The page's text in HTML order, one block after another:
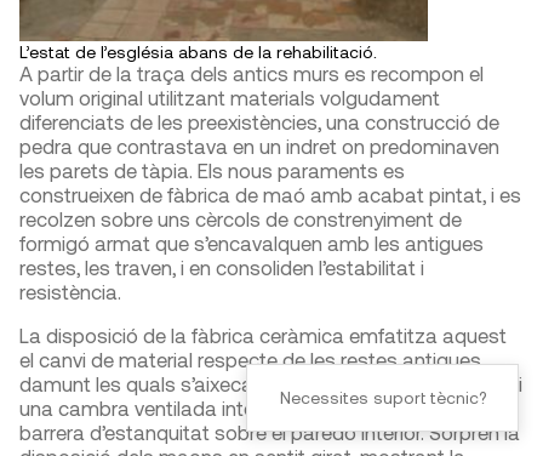
L’estat de l’església abans de la rehabilitació.
A partir de la traça dels antics murs es recompon el
volum original utilitzant materials volgudament
diferenciats de les preexistències, una construcció de
pedra que contrastava en un indret on predominaven
les parets de tàpia. Els nous paraments es
construeixen de fàbrica de maó amb acabat pintat, i es
recolzen sobre uns cèrcols de constrenyiment de
formigó armat que s’encavalquen amb les antigues
restes, les traven, i en consoliden l’estabilitat i
resistència.
La disposició de la fàbrica ceràmica emfatitza aquest
el canvi de material respecte de les restes antigues,
damunt les quals s’aixeca un tancament de dues fulles i
una cambra ventilada intermèdia, amb l’aïllament i
barrera d’estanquitat sobre el paredó interior. Sorprèn la
Necessites suport tècnic?